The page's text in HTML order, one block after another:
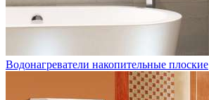
Водонагреватели накопительные плоские